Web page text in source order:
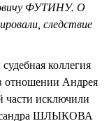
ФУТИНУ. О
следствие
коллегия
отношении Андрея
исключили
ШЛЫКОВА